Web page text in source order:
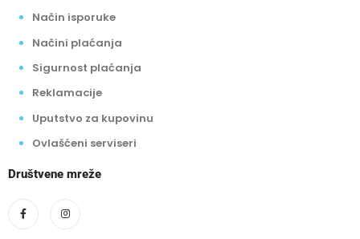
Način isporuke
Načini plaćanja
Sigurnost plaćanja
Reklamacije
Uputstvo za kupovinu
Ovlašćeni serviseri
Društvene mreže